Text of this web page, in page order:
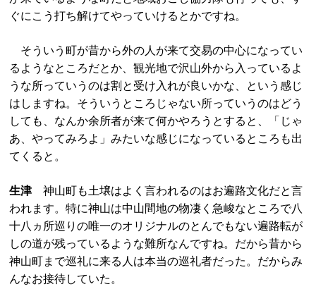
ぐにこう打ち解けてやっていけるとかですね。
そういう町が昔から外の人が来て交易の中心になってい
るようなところだとか、観光地で沢山外から入っているよ
うな所っていうのは割と受け入れが良いかな、という感じ
はしますね。そういうところじゃない所っていうのはどう
しても、なんか余所者が来て何かやろうとすると、「じゃ
あ、やってみろよ」みたいな感じになっているところも出
てくると。
生津神山町も土壌はよく言われるのはお遍路文化だと言
われます。特に神山は中山間地の物凄く急峻なところで八
十八ヵ所巡りの唯一のオリジナルのとんでもない遍路転が
しの道が残っているような難所なんですね。だから昔から
神山町まで巡礼に来る人は本当の巡礼者だった。だからみ
んなお接待していた。